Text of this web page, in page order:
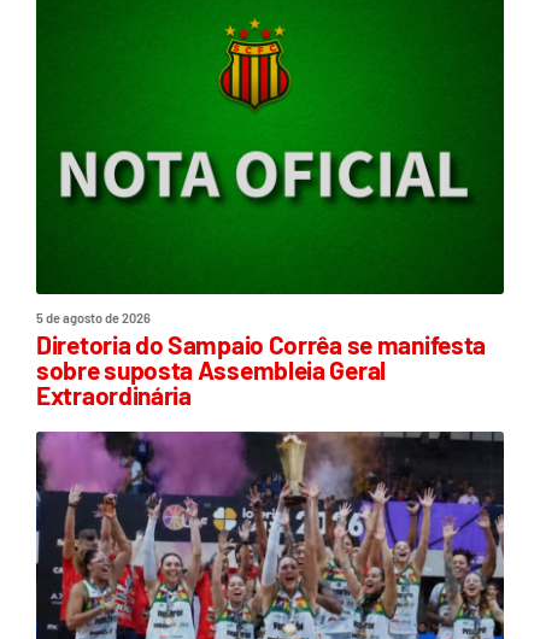
5 de agosto de 2026
Diretoria do Sampaio Corrêa se manifesta
sobre suposta Assembleia Geral
Extraordinária